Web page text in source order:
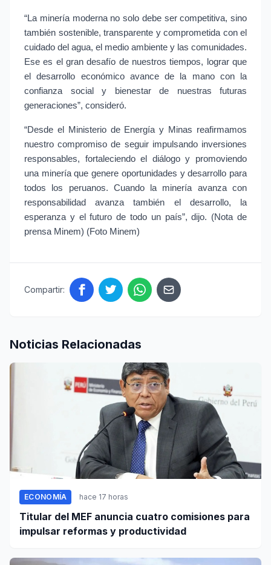
“La minería moderna no solo debe ser competitiva, sino
también sostenible, transparente y comprometida con el
cuidado del agua, el medio ambiente y las comunidades.
Ese es el gran desafío de nuestros tiempos, lograr que
el desarrollo económico avance de la mano con la
confianza social y bienestar de nuestras futuras
generaciones”, consideró.
“Desde el Ministerio de Energía y Minas reafirmamos
nuestro compromiso de seguir impulsando inversiones
responsables, fortaleciendo el diálogo y promoviendo
una minería que genere oportunidades y desarrollo para
todos los peruanos. Cuando la minería avanza con
responsabilidad avanza también el desarrollo, la
esperanza y el futuro de todo un país”, dijo. (Nota de
prensa Minem) (Foto Minem)
Compartir:
Noticias Relacionadas
ECONOMÍA hace 17 horas
Titular del MEF anuncia cuatro comisiones para
impulsar reformas y productividad